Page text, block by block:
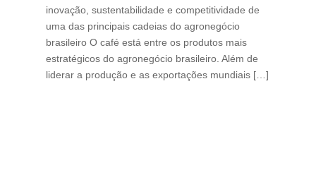
inovação, sustentabilidade e competitividade de
uma das principais cadeias do agronegócio
brasileiro O café está entre os produtos mais
estratégicos do agronegócio brasileiro. Além de
liderar a produção e as exportações mundiais […]